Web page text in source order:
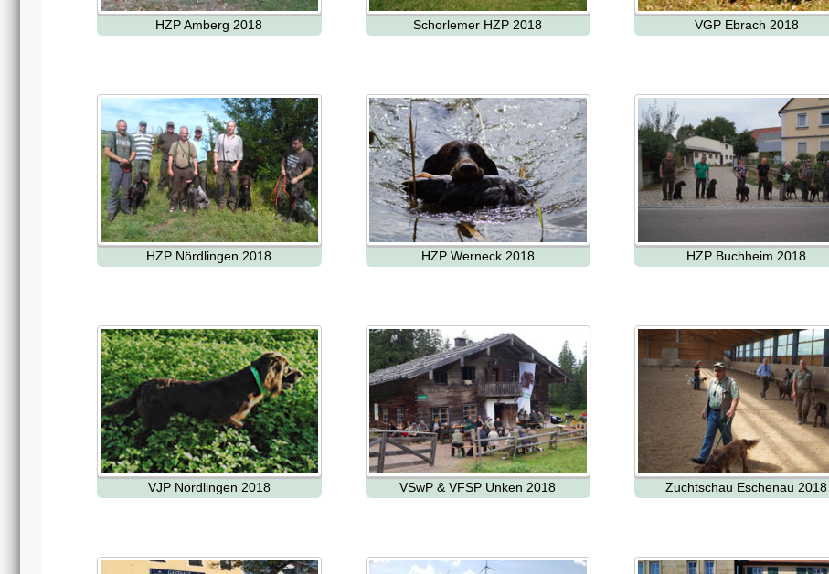
HZP Amberg 2018 Schorlemer HZP 2018 VGP Ebrach 2018
HZP Nördlingen 2018 HZP Werneck 2018 HZP Buchheim 2018
VJP Nördlingen 2018 VSwP & VFSP Unken 2018 Zuchtschau Eschenau 2018